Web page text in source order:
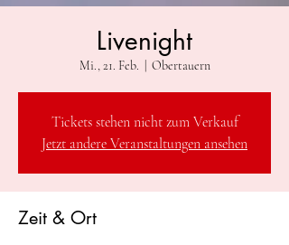
Livenight
Mi., 21. Feb. Obertauern
Tickets stehen nicht zum Verkauf
Jetzt andere Veranstaltungen ansehen
Zeit & Ort